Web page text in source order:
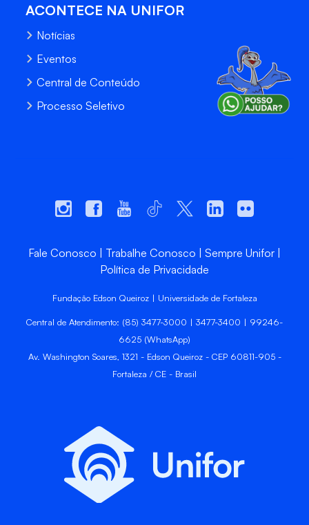
ACONTECE NA UNIFOR
Notícias
Eventos
Central de Conteúdo
Processo Seletivo
Fale Conosco Trabalhe Conosco
Sempre Unifor
Política de Privacidade
Fundação Edson Queiroz | Universidade de Fortaleza
Central de Atendimento: (85) 3477-3000 | 3477-3400 | 99246-
6625 (WhatsApp)
Av. Washington Soares, 1321 - Edson Queiroz - CEP 60811-905 -
Fortaleza / CE - Brasil